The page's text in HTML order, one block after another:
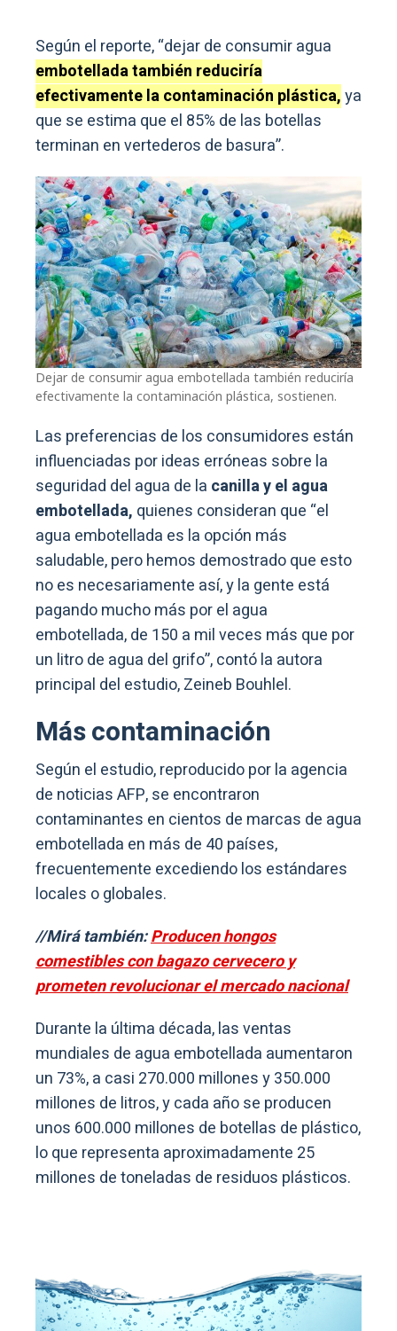
Según el reporte, “dejar de consumir agua
embotellada también reduciría
efectivamente la contaminación plástica,ya
que se estima que el 85% de las botellas
terminan en vertederos de basura”.
Dejar de consumir agua embotellada también reduciría
efectivamente la contaminación plástica, sostienen.
Las preferencias de los consumidores están
influenciadas por ideas erróneas sobre la
seguridad del agua de la canilla y el agua
embotellada, quienes consideran que “el
agua embotellada es la opción más
saludable, pero hemos demostrado que esto
no es necesariamente así, y la gente está
pagando mucho más por el agua
embotellada, de 150 a mil veces más que por
un litro de agua del grifo”, contó la autora
principal del estudio, Zeineb Bouhlel.
Más contaminación
Según el estudio, reproducido por la agencia
de noticias AFP, se encontraron
contaminantes en cientos de marcas de agua
embotellada en más de 40 países,
frecuentemente excediendo los estándares
locales o globales.
//Mirá también:Producen hongos
comestibles con bagazo cervecero y
prometen revolucionar el mercado nacional
Durante la última década, las ventas
mundiales de agua embotellada aumentaron
un 73%, a casi 270.000 millones y 350.000
millones de litros, y cada año se producen
unos 600.000 millones de botellas de plástico,
lo que representa aproximadamente 25
millones de toneladas de residuos plásticos.